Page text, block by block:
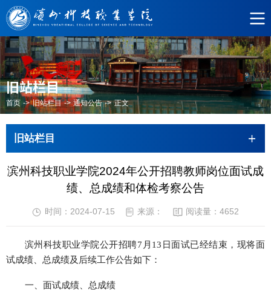
旧站栏目
首页 -> 旧站栏目 -> 通知公告 -> 正文
旧站栏目
滨州科技职业学院2024年公开招聘教师岗位面试成
绩、总成绩和体检考察公告
时间：2024-07-15 来源： 阅读量：4652
滨州科技职业学院公开招聘7月13日面试已经结束，现将面
试成绩、总成绩及后续工作公告如下：
一、面试成绩、总成绩